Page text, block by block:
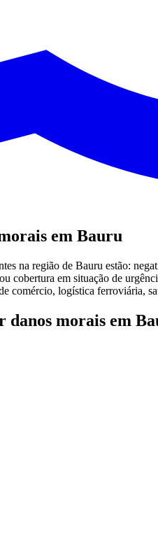
em Bauru
na região de Bauru estão:
cobertura em situação de
comércio, logística ferroviária,
danos morais em